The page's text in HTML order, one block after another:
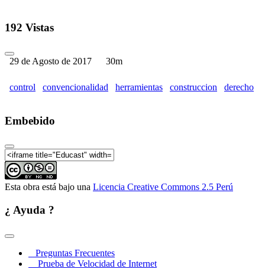
192 Vistas
29 de Agosto de 2017 30m
control convencionalidad herramientas construccion derecho
Embebido
Esta obra está bajo una Licencia Creative Commons 2.5 Perú
¿ Ayuda ?
Preguntas Frecuentes
Prueba de Velocidad de Internet